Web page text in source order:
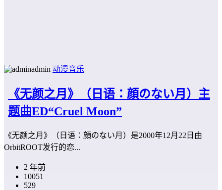
admin 动漫音乐
《无颜之月》（日语：顔のない月）主
题曲ED“Cruel Moon”
《无颜之月》（日语：顔のない月）是2000年12月22日由
OrbitROOT发行的恋...
2 年前
10051
529